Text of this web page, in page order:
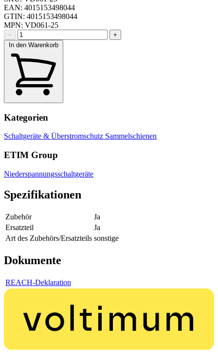
EAN: 4015153498044
GTIN: 4015153498044
MPN: VD061-25
−
+
In den Warenkorb
Kategorien
Schaltgeräte & Überstromschutz Sammelschienen
ETIM Group
Niederspannungsschaltgeräte
Spezifikationen
Zubehör
Ja
Ersatzteil
Ja
Art des Zubehörs/Ersatzteils sonstige
Dokumente
REACH-Deklaration